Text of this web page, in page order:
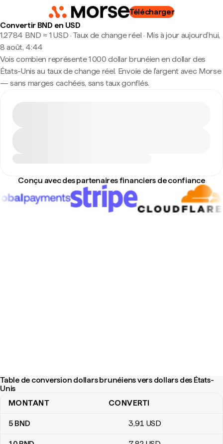
Télécharger
Convertir BND en USD
1,2784 BND ≈ 1 USD · Taux de change réel · Mis à jour aujourd’hui,
8 août, 4:44
Vois combien représente 1 000 dollar brunéien en dollar des
États-Unis au taux de change réel. Envoie de l'argent avec Morse
— sans marges cachées, sans taux gonflés.
Conçu avec des partenaires financiers de confiance
Table de conversion dollars brunéiens vers dollars des États-
Unis
Table de conversion dollars brunéiens vers dollars des États-Unis
MONTANT CONVERTI
5 BND 3,91 USD